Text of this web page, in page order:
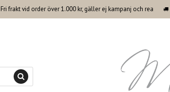
Fri frakt vid order över 1.000 kr, gäller ej kampanj och rea